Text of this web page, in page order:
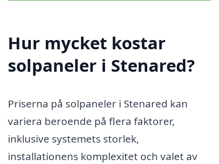
Hur mycket kostar
solpaneler i Stenared?
Priserna på solpaneler i Stenared kan
variera beroende på flera faktorer,
inklusive systemets storlek,
installationens komplexitet och valet av